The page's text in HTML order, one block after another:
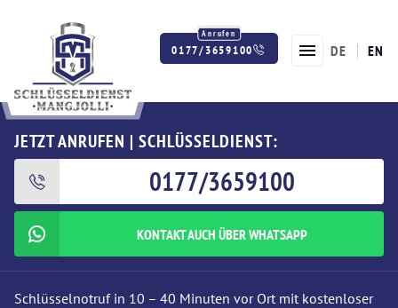
0177/3659100 DE EN
JETZT ANRUFEN | SCHLÜSSELDIENST:
0177/3659100
KONTAKT AUCH ÜBER WHATSAPP
Schlüsselnotruf in 10 – 40 Minuten vor Ort mit kostenloser